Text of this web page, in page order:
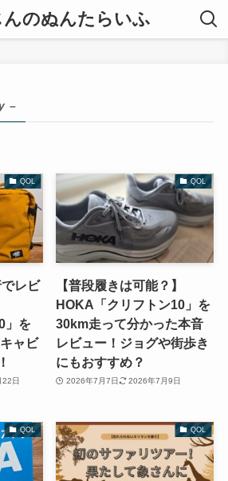
んのぬんたらいふ
–
QOL
でレビ
」を
ャビ
日
QOL
【普段履きは可能？】
HOKA「クリフトン10」を
30km走って分かった本音
レビュー！ジョグや街歩き
にもおすすめ？
2026年7月7日 2026年7月9日
QOL QOL